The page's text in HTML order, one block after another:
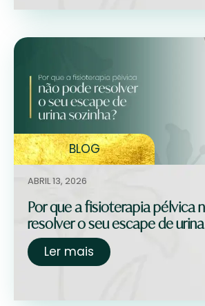
BLOG
ABRIL 13, 2026
Por que a fisioterapia pélvica
resolver o seu escape de
Ler mais